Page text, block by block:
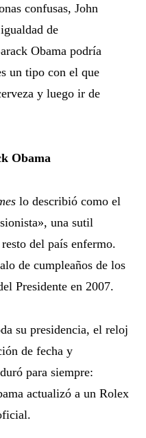
confusas, John
de
Obama podría
un tipo con el que
y luego ir de
Obama
lo describió como el
una sutil
del país enfermo.
de cumpleaños de los
Presidente en 2007.
su presidencia, el reloj
de fecha y
para siempre:
actualizó a un Rolex